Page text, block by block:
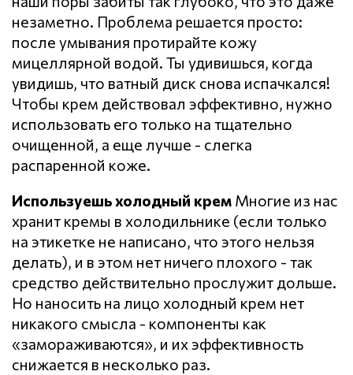
незаметно. Проблема решается просто:
после умывания протирайте кожу
мицеллярной водой. Ты удивишься, когда
увидишь, что ватный диск снова испачкался!
Чтобы крем действовал эффективно, нужно
использовать его только на тщательно
очищенной, а еще лучше - слегка
распаренной коже.
Используешь холодный крем Многие из нас
хранит кремы в холодильнике (если только
на этикетке не написано, что этого нельзя
делать), и в этом нет ничего плохого - так
средство действительно прослужит дольше.
Но наносить на лицо холодный крем нет
никакого смысла - компоненты как
«замораживаются», и их эффективность
снижается в несколько раз.